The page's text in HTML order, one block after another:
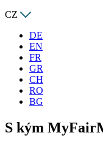
CZ
DE
EN
FR
GR
CH
RO
BG
S kým